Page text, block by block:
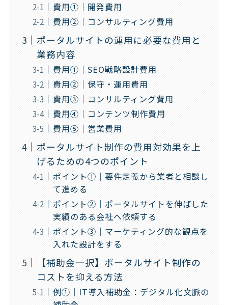
費用①｜開発費用
費用②｜コンサルティング費用
ポータルサイトの運用に必要な費用と
業務内容
費用①｜SEO戦略設計費用
費用②｜保守・運用費用
費用③｜コンサルティング費用
費用④｜コンテンツ制作費用
費用⑤｜営業費用
ポータルサイト制作の費用対効果を上
げるための4つのポイント
ポイント①｜要件定義から業者と相談し
て進める
ポイント②｜ポータルサイトを伸ばした
実績のある会社へ依頼する
ポイント③｜マーケティング的な観点を
入れた設計をする
【補助金一択】ポータルサイト制作の
コストを抑える方法
例①｜IT導入補助金：デジタル化文脈の